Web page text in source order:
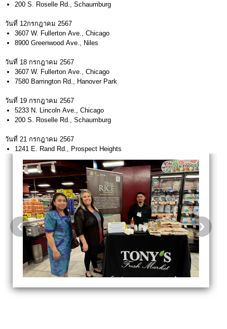
200 S. Roselle Rd., Schaumburg
วันที่ 12กรกฎาคม 2567
3607 W. Fullerton Ave., Chicago
8900 Greenwood Ave., Niles
วันที่ 18 กรกฎาคม 2567
3607 W. Fullerton Ave., Chicago
7580 Barrington Rd., Hanover Park
วันที่ 19 กรกฎาคม 2567
5233 N. Lincoln Ave., Chicago
200 S. Roselle Rd., Schaumburg
วันที่ 21 กรกฎาคม 2567
1241 E. Rand Rd., Prospect Heights